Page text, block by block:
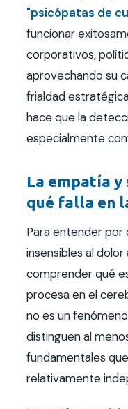
"psicópatas de
funcionar
corporativos,
aprovechando su
frialdad
hace que la
especialmente
La empatía y
qué falla en
Para entender por
insensibles al
comprender qué
procesa en el
no es un
distinguen al
fundamentales
relativamente